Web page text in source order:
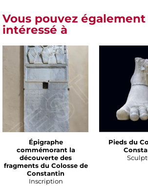
Vous pouvez
intéressé à
Épigraphe
commémorant la
découverte des
fragments du Colosse de
Constantin
Inscription
Pieds du